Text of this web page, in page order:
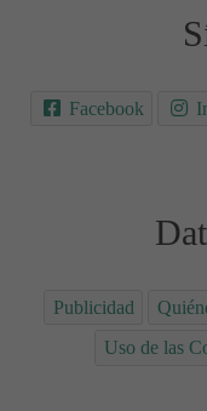
Facebook
Publicidad
Uso de las